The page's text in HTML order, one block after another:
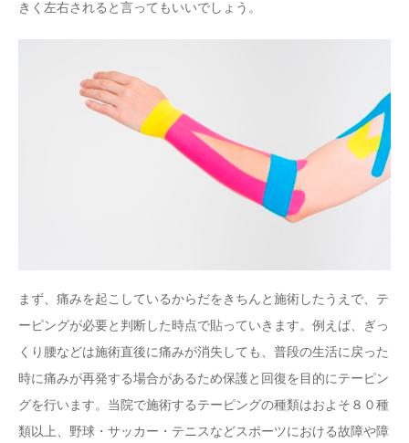
きく左右されると言ってもいいでしょう。
まず、痛みを起こしているからだをきちんと施術したうえで、テ
ーピングが必要と判断した時点で貼っていきます。例えば、ぎっ
くり腰などは施術直後に痛みが消失しても、普段の生活に戻った
時に痛みが再発する場合があるため保護と回復を目的にテーピン
グを行います。当院で施術するテーピングの種類はおよそ８０種
類以上、野球・サッカー・テニスなどスポーツにおける故障や障